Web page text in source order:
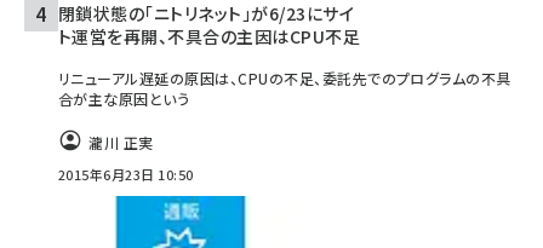
閉鎖状態の「ニトリネット」が6/23にサイ
ト運営を再開、不具合の主因はCPU不足
リニューアル遅延の原因は、CPUの不足、委託先でのプログラムの不具
合が主な原因という
瀧川 正実
2015年6月23日 10:50